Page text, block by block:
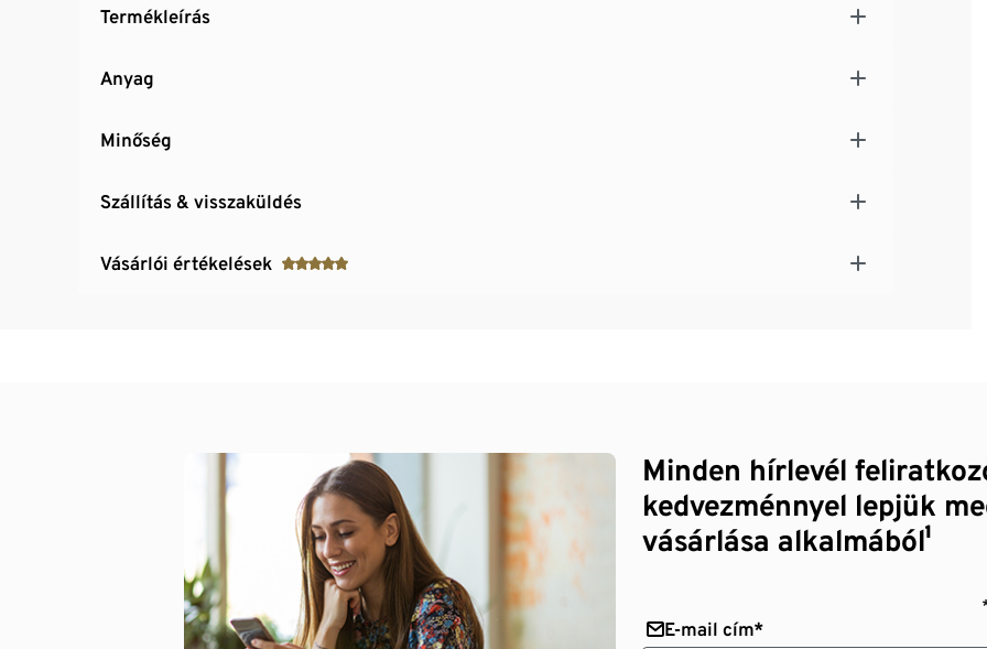
Termékleírás
Anyag
Minőség
Szállítás & visszaküldés
Vásárlói értékelések
Minden hírlevél
kedvezménnyel lepjük
vásárlása alkalmából¹
E-mail cím*